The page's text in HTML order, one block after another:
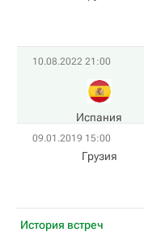
10.08.2022 21:00
Испания
09.01.2019 15:00
Грузия
История встреч